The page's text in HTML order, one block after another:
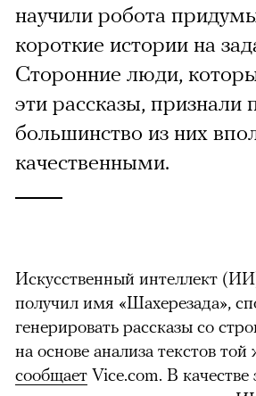
научили робота
короткие истории на
Сторонние люди,
эти рассказы,
большинство из них
качественными.
Искусственный интеллект
получил имя «Шахерезада»,
генерировать рассказы со
на основе анализа текстов
сообщает Vice.com. В